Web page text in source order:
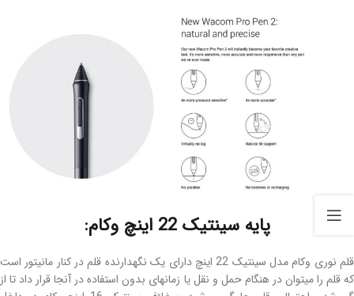
پایه سینتیک 22 اینچ وکام:
قلم نوری وکام مدل سینتیک 22 اینچ دارای یک نگهدارنده قلم در کنار مانیتور است
که قلم را میتوان در هنگام حمل و نقل یا زمانهای بدون استفاده در آنجا قرار داد تا از